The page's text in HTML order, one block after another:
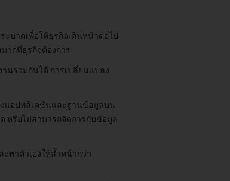
บาดเพื่อให้ธุรกิจเดินหน้าต่อไป
ากที่ธุรกิจต้องการ
นร่วมกันได้ การเปลี่ยนแปลง
งแอปพลิเคชันและฐานข้อมูลบน
หรือไม่สามารถจัดการกับข้อมูล
พาตัวเองให้ล้ำหน้ากว่า